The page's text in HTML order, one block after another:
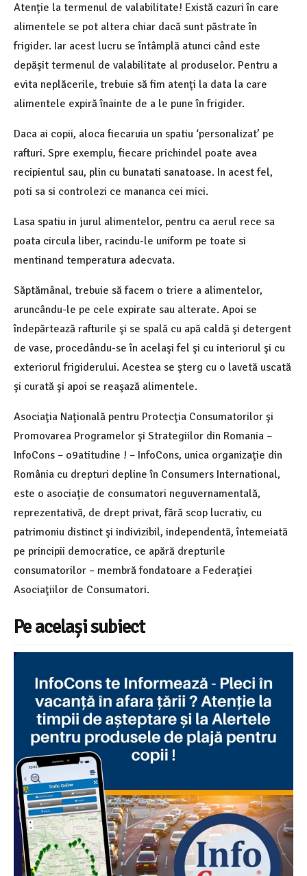
Atenţie la termenul de valabilitate! Există cazuri în care
alimentele se pot altera chiar dacă sunt păstrate în
frigider. Iar acest lucru se întâmplă atunci când este
depăşit termenul de valabilitate al produselor. Pentru a
evita neplăcerile, trebuie să fim atenţi la data la care
alimentele expiră înainte de a le pune în frigider.
Daca ai copii, aloca fiecaruia un spatiu ‘personalizat’ pe
rafturi. Spre exemplu, fiecare prichindel poate avea
recipientul sau, plin cu bunatati sanatoase. In acest fel,
poti sa si controlezi ce mananca cei mici.
Lasa spatiu in jurul alimentelor, pentru ca aerul rece sa
poata circula liber, racindu-le uniform pe toate si
mentinand temperatura adecvata.
Săptămânal, trebuie să facem o triere a alimentelor,
aruncându-le pe cele expirate sau alterate. Apoi se
îndepărtează rafturile şi se spală cu apă caldă şi detergent
de vase, procedându-se în acelaşi fel şi cu interiorul şi cu
exteriorul frigiderului. Acestea se şterg cu o lavetă uscată
şi curată şi apoi se reaşază alimentele.
Asociaţia Naţională pentru Protecţia Consumatorilor şi
Promovarea Programelor şi Strategiilor din Romania –
InfoCons – o9atitudine ! – InfoCons, unica organizaţie din
România cu drepturi depline în Consumers International,
este o asociaţie de consumatori neguvernamentală,
reprezentativă, de drept privat, fără scop lucrativ, cu
patrimoniu distinct şi indivizibil, independentă, întemeiată
pe principii democratice, ce apără drepturile
consumatorilor – membră fondatoare a Federaţiei
Asociaţiilor de Consumatori.
Pe același subiect